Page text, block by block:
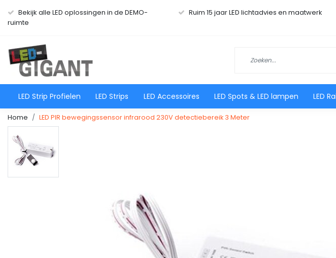
Bekijk alle LED oplossingen in de DEMO-
ruimte
Ruim 15 jaar LED lichtadvies en maatwerk
LED Strip Profielen LED Strips LED Accessoires LED Spots & LED lampen LED
Home LED PIR bewegingssensor infrarood 230V detectiebereik 3 Meter